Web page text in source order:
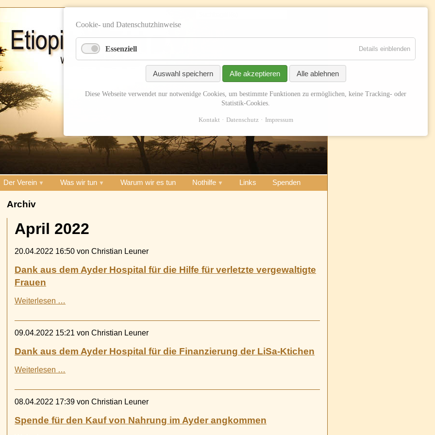
Der Verein Was wir tun Warum wir es tun Nothilfe Links Spenden
Archiv
April 2022
20.04.2022 16:50 von Christian Leuner
Dank aus dem Ayder Hospital für die Hilfe für verletzte vergewaltigte
Frauen
Weiterlesen …
dem
Ayder
für
verletzte
vergewaltigte
Frauen
09.04.2022 15:21 von Christian Leuner
Dank aus dem Ayder Hospital für die Finanzierung der LiSa-Ktichen
Weiterlesen …
dem
Ayder
für
08.04.2022 17:39 von Christian Leuner
Spende für den Kauf von Nahrung im Ayder angkommen
Cookie- und Datenschutzhinweise
Essenziell Details einblenden
Auswahl speichern Alle akzeptieren Alle ablehnen
Diese Webseite verwendet nur notwenidge Cookies, um bestimmte Funktionen zu ermöglichen, keine Tracking- oder
Statistik-Cookies.
Kontakt Datenschutz Impressum